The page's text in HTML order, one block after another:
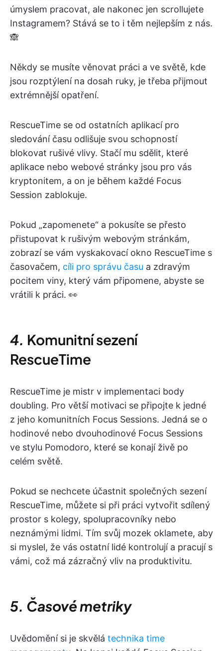
úmyslem pracovat, ale nakonec jen scrollujete
Instagramem? Stává se to i těm nejlepším z nás.
🙈
Někdy se musíte věnovat práci a ve světě, kde
jsou rozptýlení na dosah ruky, je třeba přijmout
extrémnější opatření.
RescueTime se od ostatních aplikací pro
sledování času odlišuje svou schopností
blokovat rušivé vlivy. Stačí mu sdělit, které
aplikace nebo webové stránky jsou pro vás
kryptonitem, a on je během každé Focus
Session zablokuje.
Pokud „zapomenete“ a pokusíte se přesto
přistupovat k rušivým webovým stránkám,
zobrazí se vám vyskakovací okno RescueTime s
časovačem, cíli pro správu času a zdravým
pocitem viny, který vám připomene, abyste se
vrátili k práci. 👀
4. Komunitní sezení
RescueTime
RescueTime je mistr v implementaci body
doubling. Pro větší motivaci se připojte k jedné
z jeho komunitních Focus Sessions. Jedná se o
hodinové nebo dvouhodinové Focus Sessions
ve stylu Pomodoro, které se konají živě po
celém světě.
Pokud se nechcete účastnit společných sezení
RescueTime, můžete si při práci vytvořit sdílený
prostor s kolegy, spolupracovníky nebo
neznámými lidmi. Tím svůj mozek oklamete, aby
si myslel, že vás ostatní lidé kontrolují a pracují s
vámi, což má zázračný vliv na produktivitu.
5. Časové metriky
Uvědomění si je skvělá technika time